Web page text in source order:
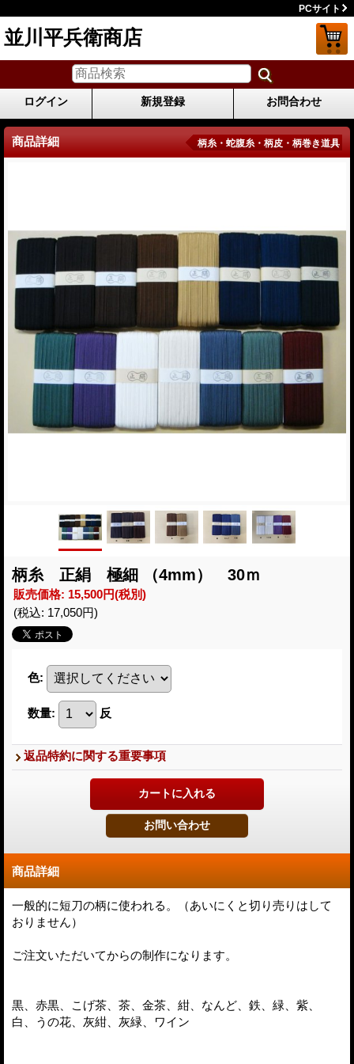
PCサイト
並川平兵衛商店
ログイン 新規登録 お問合わせ
商品詳細 柄糸・蛇腹糸・柄皮・柄巻き道具
柄糸 正絹 極細 （4mm） 30ｍ
販売価格: 15,500円(税別)
(税込: 17,050円)
色:
数量: 反
返品特約に関する重要事項
商品詳細
一般的に短刀の柄に使われる。（あいにくと切り売りはして
おりません）
ご注文いただいてからの制作になります。
黒、赤黒、こげ茶、茶、金茶、紺、なんど、鉄、緑、紫、
白、うの花、灰紺、灰緑、ワイン